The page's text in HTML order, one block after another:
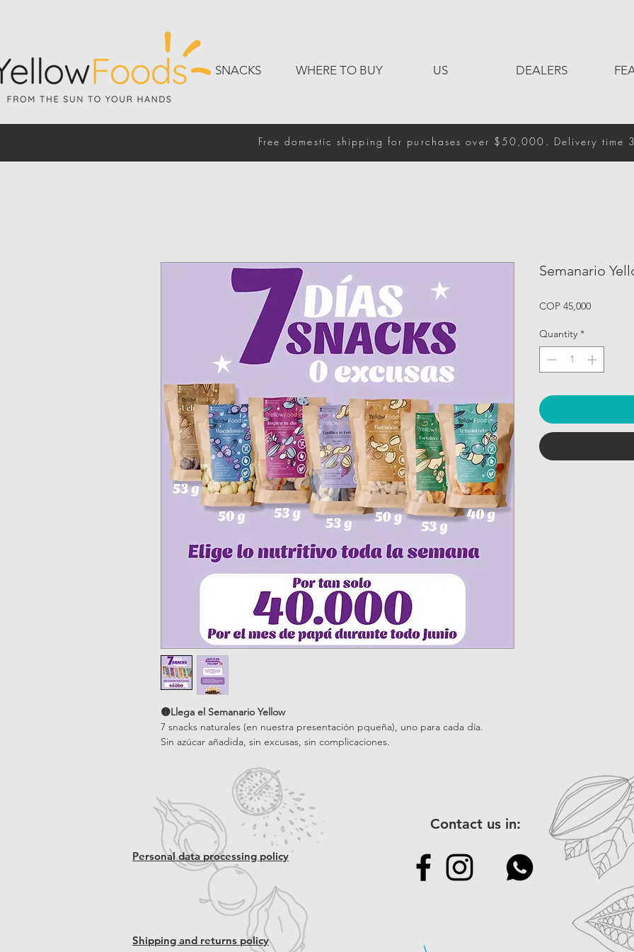
SNACKS WHERE TO BUY US DEALERS
Free domestic shipping for purchases over $50,000. Delivery time
🟡Llega el Semanario Yellow
7 snacks naturales (en nuestra presentación pqueña), uno para cada día.
Sin azúcar añadida, sin excusas, sin complicaciones.
Semanario
COP 45,000Price
Quantity *
Personal data processing policy
Shipping and returns policy
Contact us in: